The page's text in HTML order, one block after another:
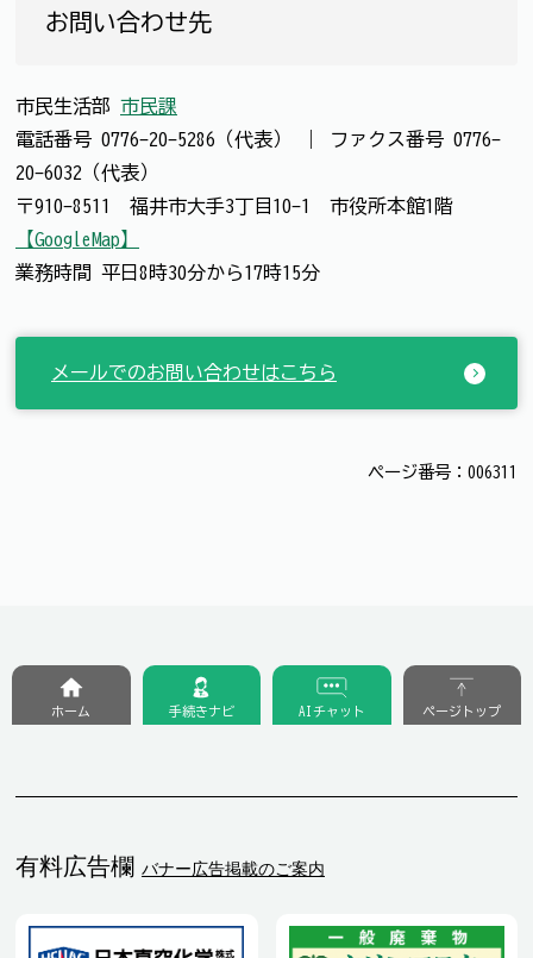
お問い合わせ先
市民生活部 市民課
電話番号 0776-20-5286（代表） ファクス番号 0776-
20-6032（代表）
〒910-8511 福井市大手3丁目10-1 市役所本館1階
【GoogleMap】
業務時間 平日8時30分から17時15分
メールでのお問い合わせはこちら
ページ番号：006311
有料広告欄 バナー広告掲載のご案内
ホーム 手続きナビ AIチャット ページトップ